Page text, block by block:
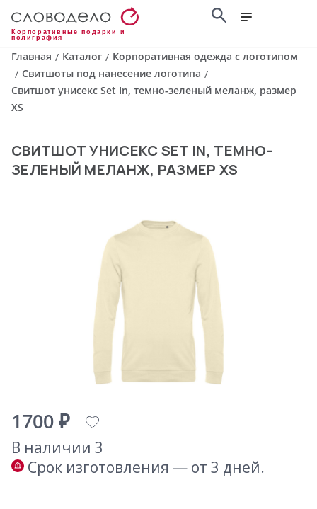
Корпоративные подарки и
полиграфия
Главная / Каталог / Корпоративная одежда с логотипом
/ Свитшоты под нанесение логотипа /
Свитшот унисекс Set In, темно-зеленый меланж, размер
XS
СВИТШОТ УНИСЕКС SET IN, ТЕМНО-
ЗЕЛЕНЫЙ МЕЛАНЖ, РАЗМЕР XS
1700 ₽
В наличии 3
Срок изготовления — от 3 дней.